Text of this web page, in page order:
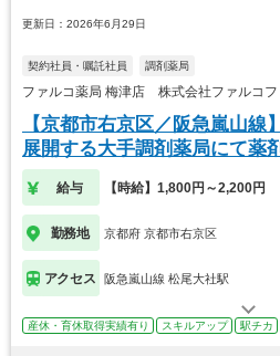
更新日：2026年6月29日
契約社員・嘱託社員 調剤薬局
ファルコ薬局 梅津店 株式会社ファルコフ
【京都市右京区／阪急嵐山
展開する大手調剤薬局にて薬
給与 【時給】1,800円～2,200円
勤務地 京都府 京都市右京区
アクセス 阪急嵐山線 松尾大社駅
産休・育休取得実績有り スキルアップ 駅チカ